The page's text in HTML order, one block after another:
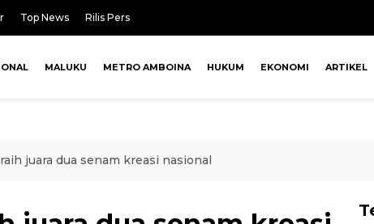
Top News Rilis Pers
MALUKU METRO AMBOINA HUKUM EKONOMI ARTIKEL
juara dua senam kreasi nasional